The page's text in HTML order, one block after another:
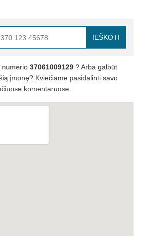
IEŠKOTI
numerio 37061009129 ? Arba galbūt
įmonę? Kviečiame pasidalinti savo
komentaruose.